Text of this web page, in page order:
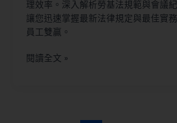
理效率。深入解析勞基法規範與會議
讓您迅速掌握最新法律規定與最佳實
員工雙贏。
閱讀全文 »